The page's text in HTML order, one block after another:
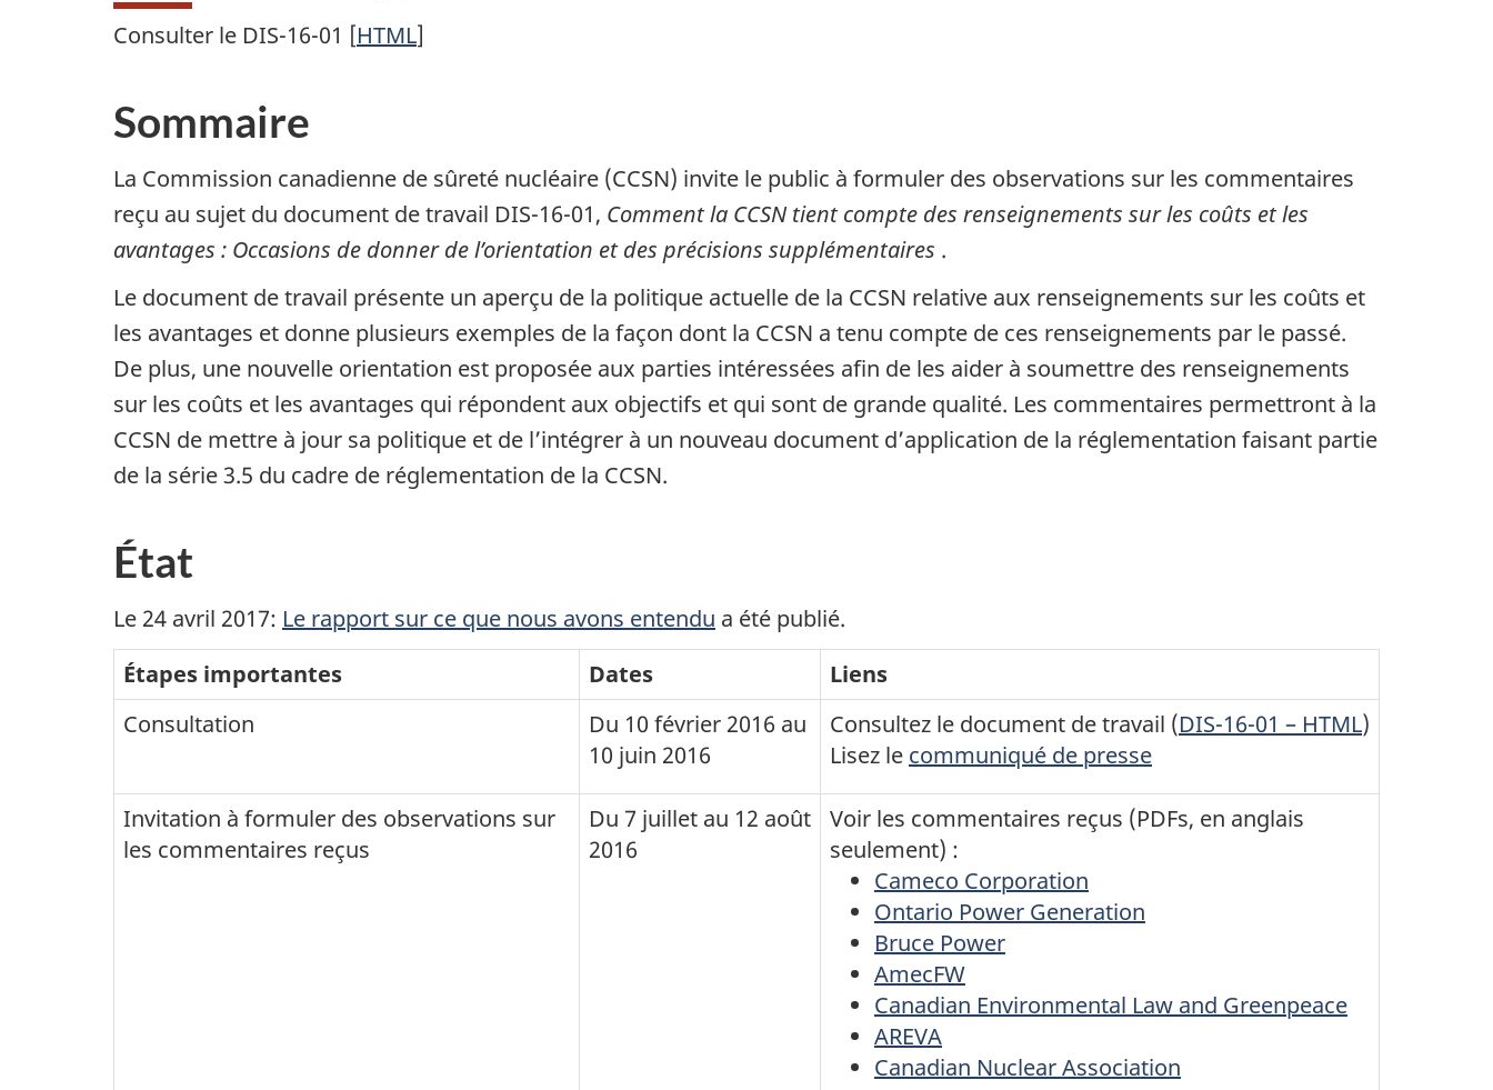
Consulter le DIS-16-01 [HTML]
Sommaire
La Commission canadienne de sûreté nucléaire (CCSN) invite le public à formuler des observations sur les commentaires
reçu au sujet du document de travail DIS-16-01, Comment la CCSN tient compte des renseignements sur les coûts et les
avantages : Occasions de donner de l’orientation et des précisions supplémentaires .
Le document de travail présente un aperçu de la politique actuelle de la CCSN relative aux renseignements sur les coûts et
les avantages et donne plusieurs exemples de la façon dont la CCSN a tenu compte de ces renseignements par le passé.
De plus, une nouvelle orientation est proposée aux parties intéressées afin de les aider à soumettre des renseignements
sur les coûts et les avantages qui répondent aux objectifs et qui sont de grande qualité. Les commentaires permettront à la
CCSN de mettre à jour sa politique et de l’intégrer à un nouveau document d’application de la réglementation faisant partie
de la série 3.5 du cadre de réglementation de la CCSN.
État
Le 24 avril 2017: Le rapport sur ce que nous avons entendu a été publié.
Étapes importantes
Dates
Liens
Consultation
Du 10 février 2016 au
10 juin 2016
Consultez le document de travail (DIS-16-01 – HTML)
Lisez le communiqué de presse
Invitation à formuler des observations sur
les commentaires reçus
Du 7 juillet au 12 août
2016
Voir les commentaires reçus (PDFs, en anglais
seulement) :
Cameco Corporation
Ontario Power Generation
Bruce Power
AmecFW
Canadian Environmental Law and Greenpeace
AREVA
Canadian Nuclear Association